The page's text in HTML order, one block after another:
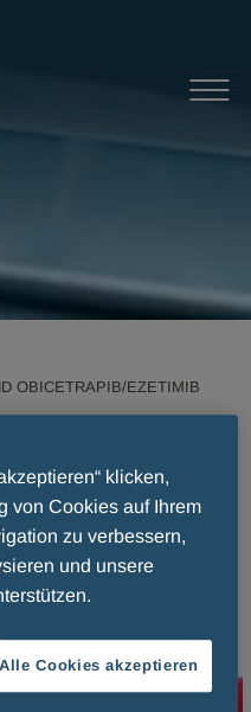
OBICETRAPIB/EZETIMIB
klicken,
von Cookies auf Ihrem
zu verbessern,
und unsere
Alle Cookies akzeptieren